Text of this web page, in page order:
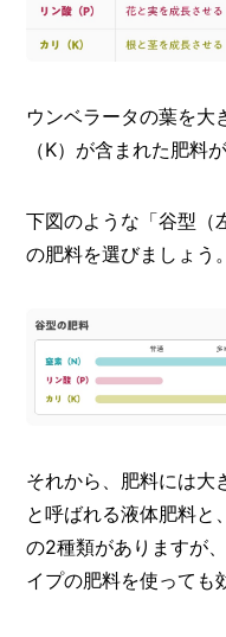
ウンベラータの葉を大
（K）が含まれた肥料
下図のような「谷型（
の肥料を選びましょう。
それから、肥料には大
と呼ばれる液体肥料と
の2種類がありますが
イプの肥料を使っても